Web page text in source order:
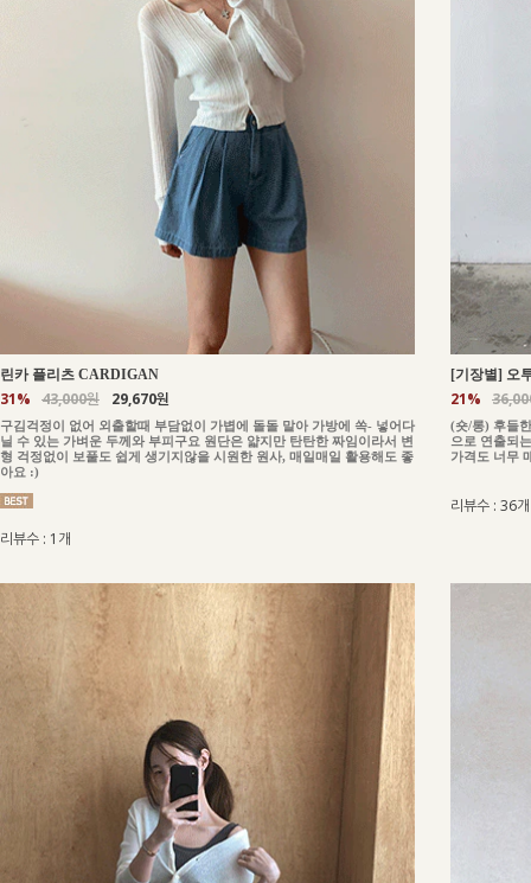
린카 플리츠 CARDIGAN
31% 43,000원 29,670원
구김걱정이 없어 외출할때 부담없이 가볍에 돌돌 말아 가방에 쏙- 넣어다
닐 수 있는 가벼운 두께와 부피구요 원단은 얇지만 탄탄한 짜임이라서 변
형 걱정없이 보풀도 쉽게 생기지않을 시원한 원사, 매일매일 활용해도 좋
아요 :)
리뷰수 : 1개
[기장별] 오
21%
(숏/롱) 후들
으로 연출되
가격도 너무
리뷰수 : 36개